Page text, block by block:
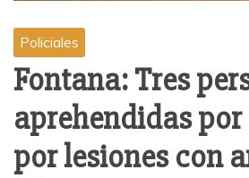
Policiales
Fontana: Tres
aprehendidas
por lesiones con